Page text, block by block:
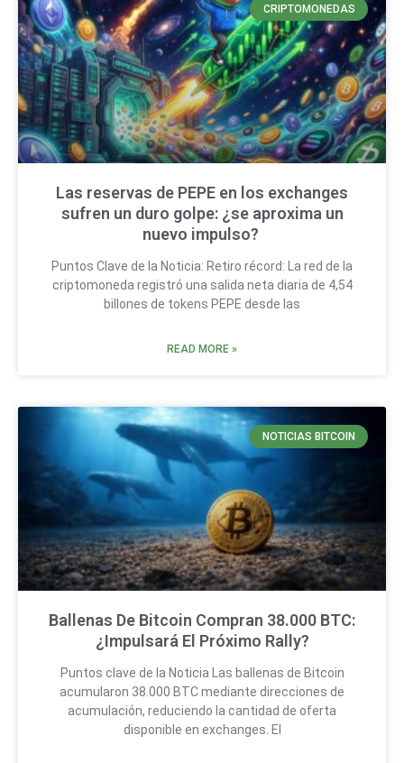
CRIPTOMONEDAS
Las reservas de PEPE en los exchanges
sufren un duro golpe: ¿se aproxima un
nuevo impulso?
Puntos Clave de la Noticia: Retiro récord: La red de la
criptomoneda registró una salida neta diaria de 4,54
billones de tokens PEPE desde las
READ MORE »
NOTICIAS BITCOIN
Ballenas De Bitcoin Compran 38.000 BTC:
¿Impulsará El Próximo Rally?
Puntos clave de la Noticia Las ballenas de Bitcoin
acumularon 38.000 BTC mediante direcciones de
acumulación, reduciendo la cantidad de oferta
disponible en exchanges. El